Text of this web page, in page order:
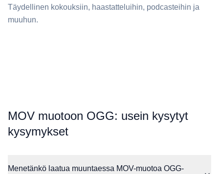
Täydellinen kokouksiin, haastatteluihin, podcasteihin ja
muuhun.
⁦MOV⁩ muotoon ⁦OGG⁩: usein kysytyt
kysymykset
Menetänkö laatua muuntaessa MOV-muotoa OGG-